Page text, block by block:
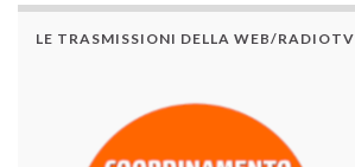
LE TRASMISSIONI DELLA WEB/RADIOTV